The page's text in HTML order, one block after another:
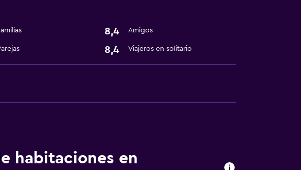
de pelo
8,4 Amigos
8,4 Viajeros en solitario
habitaciones en